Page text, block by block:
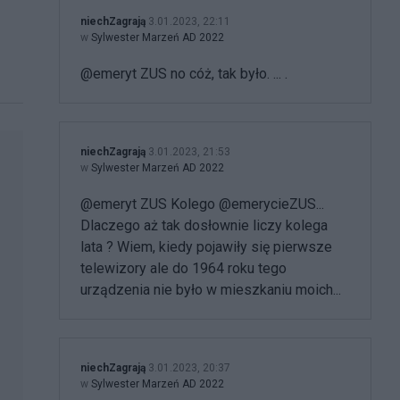
niechZagrają 3.01.2023, 22:11
w Sylwester Marzeń AD 2022
@emeryt ZUS no cóż, tak było. ... .
niechZagrają 3.01.2023, 21:53
w Sylwester Marzeń AD 2022
@emeryt ZUS Kolego @emerycieZUS...
Dlaczego aż tak dosłownie liczy kolega
lata ? Wiem, kiedy pojawiły się pierwsze
telewizory ale do 1964 roku tego
urządzenia nie było w mieszkaniu moich...
niechZagrają 3.01.2023, 20:37
w Sylwester Marzeń AD 2022